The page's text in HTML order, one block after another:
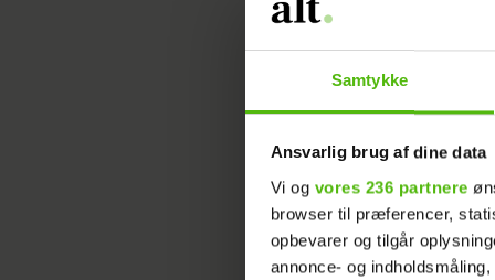
Samtykke
Ansvarlig brug af dine data
Vi og vores 236 partnere
browser til præferencer,
opbevarer og tilgår
annonce- og
Mary-
- Det at
mig